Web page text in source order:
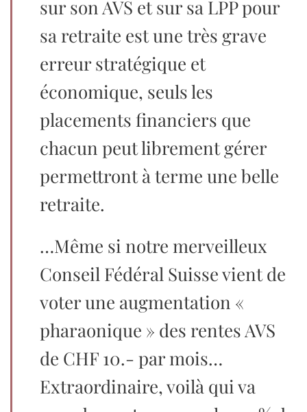
sur son AVS et sur sa LPP pour
sa retraite est une très grave
erreur stratégique et
économique, seuls les
placements financiers que
chacun peut librement gérer
permettront à terme une belle
retraite.
…Même si notre merveilleux
Conseil Fédéral Suisse vient de
voter une augmentation «
pharaonique » des rentes AVS
de CHF 10.- par mois…
Extraordinaire, voilà qui va